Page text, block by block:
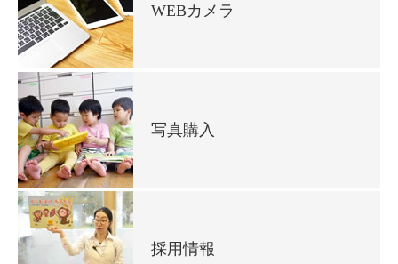
WEBカメラ
写真購入
採用情報